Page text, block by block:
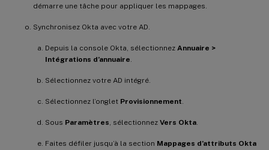
démarre une tâche pour appliquer les mappages.
Synchronisez Okta avec votre AD.
Depuis la console Okta, sélectionnez Annuaire >
Intégrations d’annuaire.
Sélectionnez votre AD intégré.
Sélectionnez l’onglet Provisionnement.
Sous Paramètres, sélectionnez Vers Okta.
Faites défiler jusqu’à la section Mappages d’attributs Okta